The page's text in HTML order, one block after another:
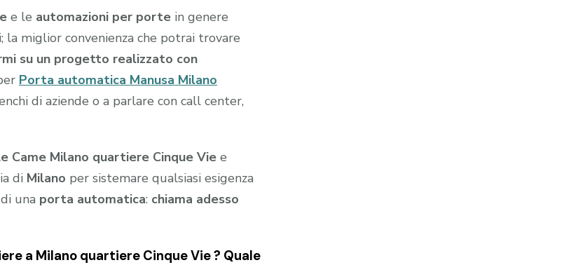
e le automazioni per porte in genere
miglior convenienza che potrai trovare
su un progetto realizzato con
Porta automatica Manusa Milano
di aziende o a parlare con call center,
Came Milano quartiere Cinque Vie e
di Milano per sistemare qualsiasi esigenza
una porta automatica: chiama adesso
a Milano quartiere Cinque Vie ? Quale